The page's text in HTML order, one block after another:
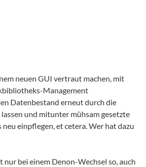
neuen GUI vertraut machen, mit
Management
Datenbestand erneut durch die
und mitunter mühsam gesetzte
einpflegen, et cetera. Wer hat dazu
bei einem Denon-Wechsel so, auch